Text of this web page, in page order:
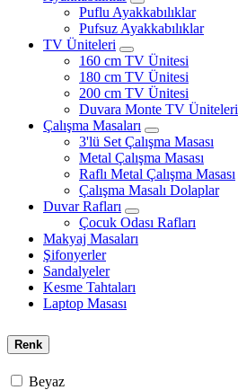
Puflu Ayakkabılıklar
Pufsuz Ayakkabılıklar
TV Üniteleri
160 cm TV Ünitesi
180 cm TV Ünitesi
200 cm TV Ünitesi
Duvara Monte TV Üniteleri
Çalışma Masaları
3'lü Set Çalışma Masası
Metal Çalışma Masası
Raflı Metal Çalışma Masası
Çalışma Masalı Dolaplar
Duvar Rafları
Çocuk Odası Rafları
Makyaj Masaları
Şifonyerler
Sandalyeler
Kesme Tahtaları
Laptop Masası
Renk
Beyaz